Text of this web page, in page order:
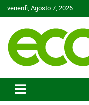
to
venerdì, Agosto 7, 2026
Ecoo.it